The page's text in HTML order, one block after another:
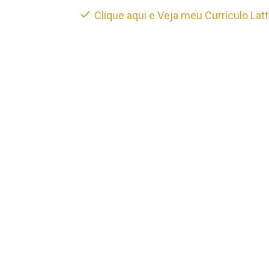
Clique aqui e Veja meu Currículo